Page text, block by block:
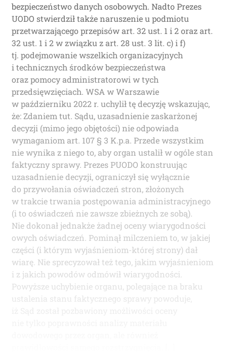
bezpieczeństwo danych osobowych. Nadto Prezes
UODO stwierdził także naruszenie u podmiotu
przetwarzającego przepisów art. 32 ust. 1 i 2 oraz art.
32 ust. 1 i 2 w związku z art. 28 ust. 3 lit. c) i f)
tj. podejmowanie wszelkich organizacyjnych
i technicznych środków bezpieczeństwa
oraz pomocy administratorowi w tych
przedsięwzięciach. WSA w Warszawie
w październiku 2022 r. uchylił tę decyzję wskazując,
że: Zdaniem tut. Sądu, uzasadnienie zaskarżonej
decyzji (mimo jego objętości) nie odpowiada
wymaganiom art. 107 § 3 K.p.a. Przede wszystkim
nie wynika z niego to, aby organ ustalił w ogóle stan
faktyczny sprawy. Prezes PUODO konstruując
uzasadnienie decyzji, ograniczył się wyłącznie
do przywołania oświadczeń stron, złożonych
w trakcie trwania postępowania administracyjnego
(i to oświadczeń nie zawsze zbieżnych ze sobą).
Nie dokonał jednakże żadnej oceny wiarygodności
owych oświadczeń. Pominął milczeniem to, w jakiej
części (i którym wyjaśnieniom-której strony) dał
wiarę. Nie sprecyzował też tego, jakim wyjaśnieniom
i z jakich powodów odmówił wiarygodności.
Powyższe uchybienie organu, polegające na braku
ustalenia stanu faktycznego sprawy powoduje,